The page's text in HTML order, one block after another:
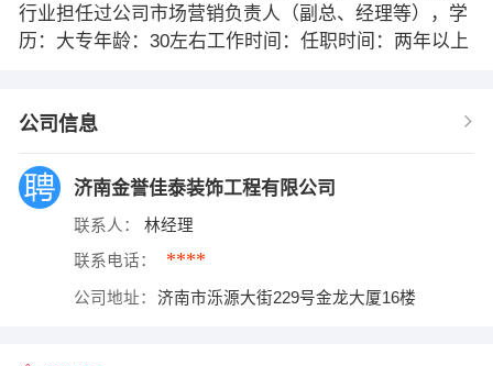
行业担任过公司市场营销负责人（副总、经理等），学
历：大专年龄：30左右工作时间：任职时间：两年以上
公司信息
济南金誉佳泰装饰工程有限公司
联系人： 林经理
联系电话： ****
公司地址： 济南市泺源大街229号金龙大厦16楼